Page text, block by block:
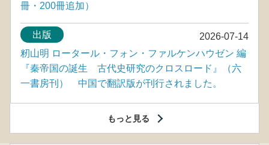
冊・200冊追加）
2026-07-14
出版
籾山明 ロータール・フォン・ファルケンハウゼン 編
『秦帝国の誕生 古代史研究のクロスロード』（六
一書房刊） 中国で翻訳版が刊行されました。
もっと見る